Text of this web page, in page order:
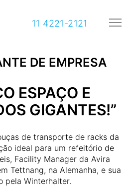
11 4221-2121
DE EMPRESA
ESPAÇO E
GIGANTES!”
de transporte de racks da
ideal para um refeitório de
Facility Manager da Avira
Tettnang, na Alemanha, e sua
pela Winterhalter.